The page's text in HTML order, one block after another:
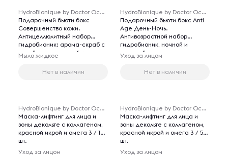
HydroBionique by Doctor Ocean
Подарочный бьюти бокс
Совершенство кожи.
Антицеллюлитный набор
гидробионик: арома-скраб с
икрой морских ежей и
ламинарией 200 мл.,
восстанавливающий
Мыло жидкое
Нет в наличии
HydroBionique by Doctor Ocean
Подарочный бьюти бокс Anti
Age День-Ночь.
Антивозрастной набор
гидробионик, ночной и
дневной кремы для лица и
зоны декольте против морщин
Уход за лицом
Нет в наличии
HydroBionique by Doctor Ocean
Маска-лифтинг для лица и
зоны декольте с коллагеном,
красной икрой и омега 3 / 10
шт.
Уход за лицом
HydroBionique by Doctor Ocean
Маска-лифтинг для лица и
зоны декольте с коллагеном,
красной икрой и омега 3 / 5
шт.
Уход за лицом